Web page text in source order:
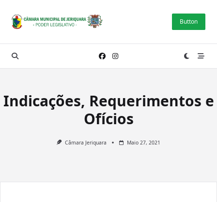
content
Button
Indicações, Requerimentos e
Ofícios
Câmara Jeriquara Maio 27, 2021